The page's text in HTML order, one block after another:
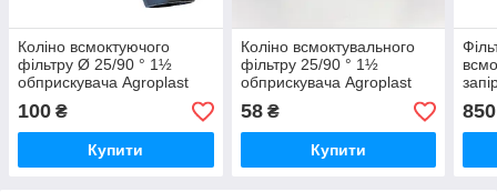
Коліно всмоктуючого
фільтру Ø 25/90 ° 1½
обприскувача Agroplast
AP14K25 | 220790 |
100 ₴
Купити
Коліно всмоктувального
фільтру 25/90 ° 1½
обприскувача Agroplast
AP14K25 | 220790 |
58₴
Купити
850